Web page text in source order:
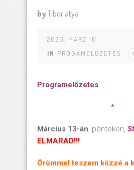
byTibor atya
2026. MÄRZ 10
IN PROGAMELŐZETES
Programelőzetes
*
Március 13-án, pénteken,
ELMARAD!!!
Örömmel teszem közzé a